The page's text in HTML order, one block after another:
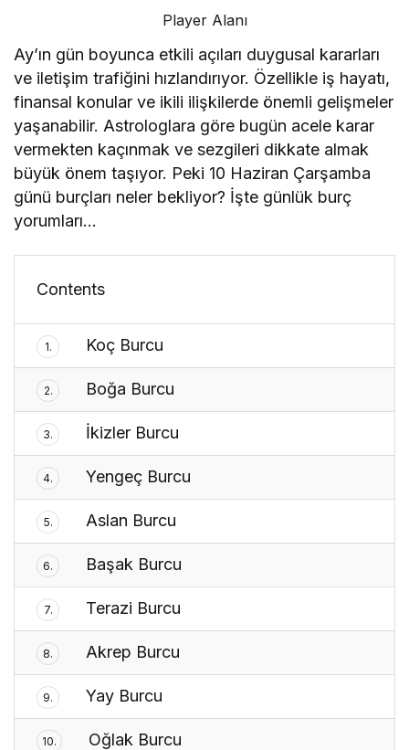
Player Alanı
Ay’ın gün boyunca etkili açıları duygusal kararları
ve iletişim trafiğini hızlandırıyor. Özellikle iş hayatı,
finansal konular ve ikili ilişkilerde önemli gelişmeler
yaşanabilir. Astrologlara göre bugün acele karar
vermekten kaçınmak ve sezgileri dikkate almak
büyük önem taşıyor. Peki 10 Haziran Çarşamba
günü burçları neler bekliyor? İşte günlük burç
yorumları…
Contents
1. Koç Burcu
2. Boğa Burcu
3. İkizler Burcu
4. Yengeç Burcu
5. Aslan Burcu
6. Başak Burcu
7. Terazi Burcu
8. Akrep Burcu
9. Yay Burcu
10. Oğlak Burcu